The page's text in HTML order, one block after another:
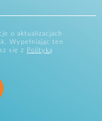
o aktualizacjach
Wypełniając ten
się z
Polityką